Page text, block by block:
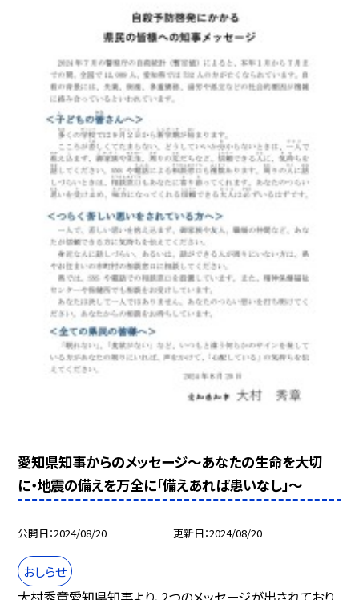
愛知県知事からのメッセージ～あなたの生命を大切
に・地震の備えを万全に「備えあれば患いなし」～
公開日 2024/08/20 更新日 2024/08/20
おしらせ